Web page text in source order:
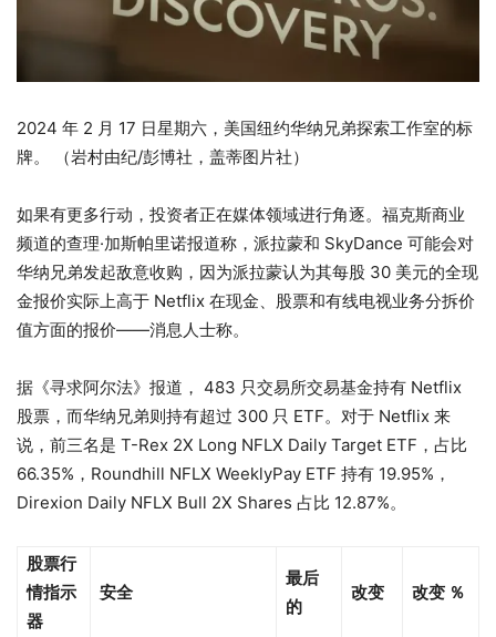
2024 年 2 月 17 日星期六，美国纽约华纳兄弟探索工作室的标
牌。
（岩村由纪/彭博社，盖蒂图片社）
如果有更多行动，投资者正在媒体领域进行角逐。福克斯商业
频道的查理·加斯帕里诺报道称，派拉蒙和 SkyDance 可能会对
华纳兄弟发起敌意收购，因为派拉蒙认为其每股 30 美元的全现
金报价实际上高于 Netflix 在现金、股票和有线电视业务分拆价
值方面的报价——消息人士称。
据《寻求阿尔法》报道， 483 只交易所交易基金持有 Netflix
股票，而华纳兄弟则持有超过 300 只 ETF。对于 Netflix 来
说，前三名是 T-Rex 2X Long NFLX Daily Target ETF，占比
66.35%，Roundhill NFLX WeeklyPay ETF 持有 19.95%，
Direxion Daily NFLX Bull 2X Shares 占比 12.87%。
股票行
情指示
器
安全
最后
的
改变 改变 ％